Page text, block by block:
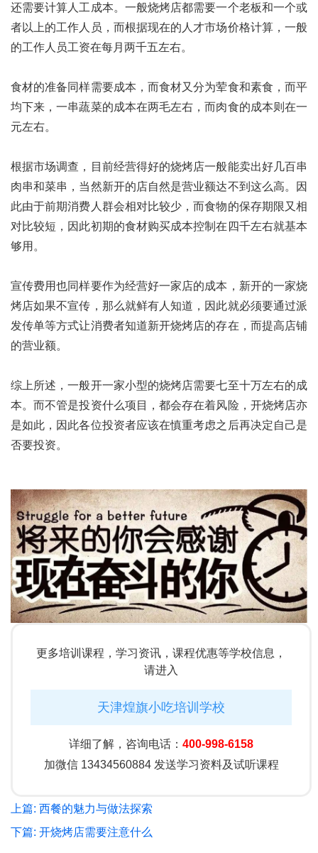
还需要计算人工成本。一般烧烤店都需要一个老板和一个或
者以上的工作人员，而根据现在的人才市场价格计算，一般
的工作人员工资在每月两千五左右。
食材的准备同样需要成本，而食材又分为荤食和素食，而平
均下来，一串蔬菜的成本在两毛左右，而肉食的成本则在一
元左右。
根据市场调查，目前经营得好的烧烤店一般能卖出好几百串
肉串和菜串，当然新开的店自然是营业额达不到这么高。因
此由于前期消费人群会相对比较少，而食物的保存期限又相
对比较短，因此初期的食材购买成本控制在四千左右就基本
够用。
宣传费用也同样要作为经营好一家店的成本，新开的一家烧
烤店如果不宣传，那么就鲜有人知道，因此就必须要通过派
发传单等方式让消费者知道新开烧烤店的存在，而提高店铺
的营业额。
综上所述，一般开一家小型的烧烤店需要七至十万左右的成
本。而不管是投资什么项目，都会存在着风险，开烧烤店亦
是如此，因此各位投资者应该在慎重考虑之后再决定自己是
否要投资。
更多培训课程，学习资讯，课程优惠等学校信息，
请进入
天津煌旗小吃培训学校
详细了解，咨询电话： 400-998-6158
加微信 13434560884 发送学习资料及试听课程
上篇: 西餐的魅力与做法探索
下篇: 开烧烤店需要注意什么